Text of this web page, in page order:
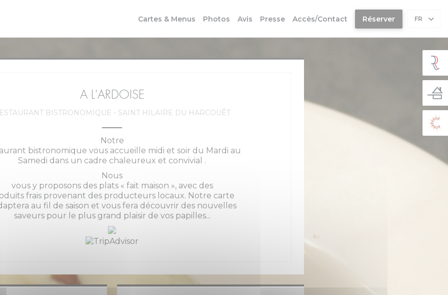
Cartes & Menus Photos Avis Presse Accès/Contact Réserver FR
A L'ARDOISE
BISTRONOMIQUE - SAINT HILAIRE DU HARCOUÊT
Notre
bistronomique vous accueille midi et soir du Mardi au
Samedi dans un cadre chaleureux et convivial .
Nous
vous y proposons des plats « fait maison », avec des
frais provenant des producteurs locaux. Notre carte
au fil de saison et vous fera découvrir des nouvelles
saveurs pour le plus grand plaisir de vos papilles...